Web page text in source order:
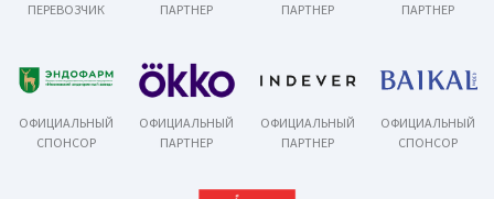
ПЕРЕВОЗЧИК
ПАРТНЕР
ПАРТНЕР
ПАРТНЕР
ОФИЦИАЛЬНЫЙ
СПОНСОР
ОФИЦИАЛЬНЫЙ
ПАРТНЕР
ОФИЦИАЛЬНЫЙ
ПАРТНЕР
ОФИЦИАЛЬНЫЙ
СПОНСОР